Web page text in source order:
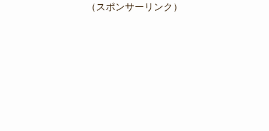
（スポンサーリンク）